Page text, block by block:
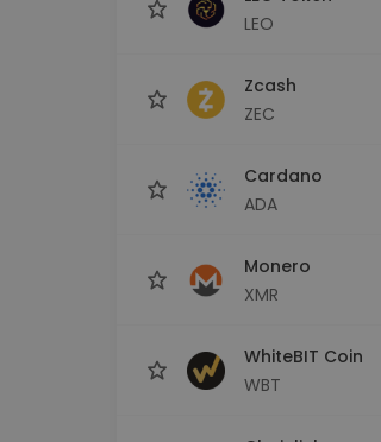
LEO
Zcash
ZEC
Cardano
ADA
Monero
XMR
WhiteBIT Coin
WBT